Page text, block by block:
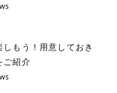
もう！用意しておき
ご紹介